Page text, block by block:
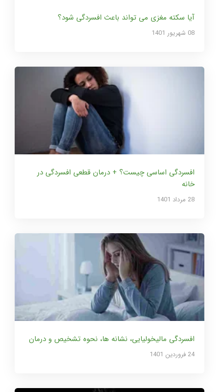
آیا سکته مغزی می تواند باعث افسردگی شود؟
08 شهریور 1401
افسردگی اساسی چیست؟ + درمان قطعی افسردگی در
خانه
28 مرداد 1401
افسردگی مالیخولیایی، نشانه ها، نحوه تشخیص و درمان
24 فروردین 1401